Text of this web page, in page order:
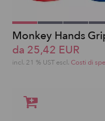
Monkey Hands
da 25,42 EUR
incl. 21 % UST escl. Costi di